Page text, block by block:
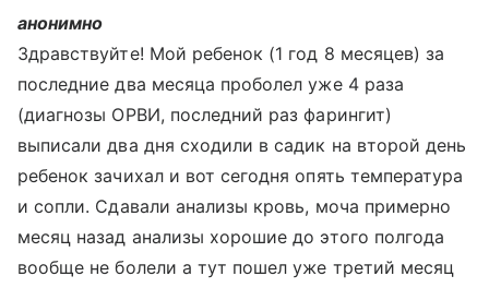
анонимно
Здравствуйте! Мой ребенок (1 год 8 месяцев) за
последние два месяца проболел уже 4 раза
(диагнозы ОРВИ, последний раз фарингит)
выписали два дня сходили в садик на второй день
ребенок зачихал и вот сегодня опять температура
и сопли. Сдавали анализы кровь, моча примерно
месяц назад анализы хорошие до этого полгода
вообще не болели а тут пошел уже третий месяц